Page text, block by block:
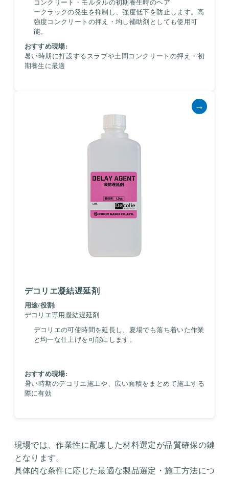
コンクリート・モルタルの初期養生時のヘア
ークラックの発生を抑制し、強度低下を防止します。高
強度コンクリートの押え・均し補助剤としても使用可
能。
おすすめ現場:
暑い時期に打設するスラブや土間コンクリートの押え・初
期養生に最適
デコリエ凝結遅延剤
用途/役割:
デコリエ専用凝結遅延剤
デコリエの可使時間を延長し、夏場でも落ち着いた作業
と均一な仕上げを可能にします。
おすすめ現場:
暑い時期のデコリエ施工や、広い面積をまとめて施工する
際に有効
→
現場では、作業性に配慮した材料選定が品質確保の鍵
となります。
具体的な条件に応じた最適な製品選定・施工方法につ